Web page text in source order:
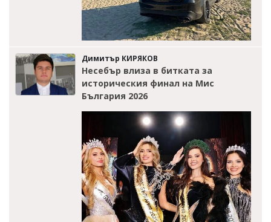
Димитър КИРЯКОВ
Несебър влиза в битката за
историческия финал на Мис
България 2026